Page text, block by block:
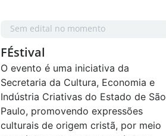
Sem edital no momento
FÉstival
O evento é uma iniciativa da
Secretaria da Cultura, Economia e
Indústria Criativas do Estado de São
Paulo, promovendo expressões
culturais de origem cristã, por meio